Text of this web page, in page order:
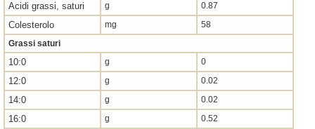
Acidi grassi, saturi g 0.87
Colesterolo mg
58
Grassi saturi
10:0 g 0
12:0 g 0.02
14:0 g 0.02
16:0 g 0.52